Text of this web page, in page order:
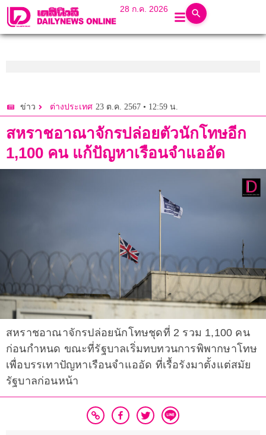
28 ก.ค. 2026
ข่าว ต่างประเทศ 23 ต.ค. 2567 • 12:59 น.
สหราชอาณาจักรปล่อยตัวนักโทษอีก
1,100 คน แก้ปัญหาเรือนจำแออัด
สหราชอาณาจักรปล่อยนักโทษชุดที่ 2 รวม 1,100 คน
ก่อนกำหนด ขณะที่รัฐบาลเริ่มทบทวนการพิพากษาโทษ
เพื่อบรรเทาปัญหาเรือนจำแออัด ที่เรื้อรังมาตั้งแต่สมัย
รัฐบาลก่อนหน้า